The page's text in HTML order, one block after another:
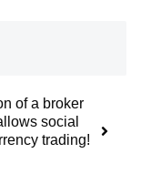
of a broker
social
trading!